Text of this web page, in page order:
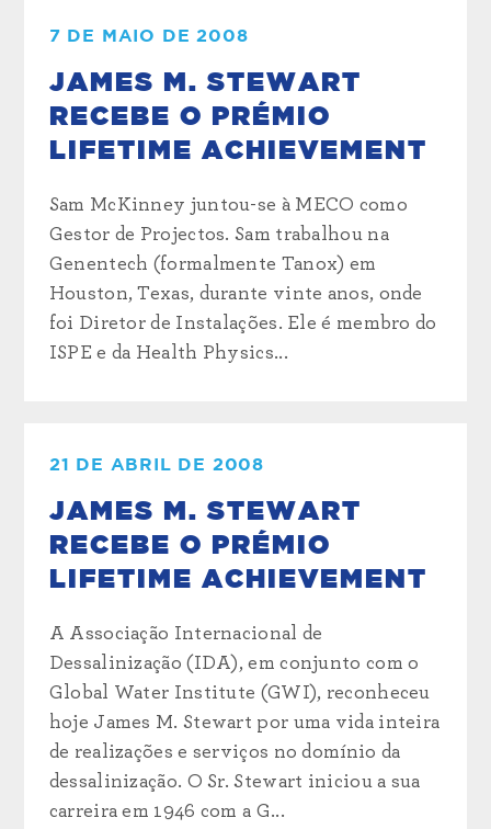
7 DE MAIO DE 2008
JAMES M. STEWART
RECEBE O PRÉMIO
LIFETIME ACHIEVEMENT
Sam McKinney juntou-se à MECO como
Gestor de Projectos. Sam trabalhou na
Genentech (formalmente Tanox) em
Houston, Texas, durante vinte anos, onde
foi Diretor de Instalações. Ele é membro do
ISPE e da Health Physics...
21 DE ABRIL DE 2008
JAMES M. STEWART
RECEBE O PRÉMIO
LIFETIME ACHIEVEMENT
A Associação Internacional de
Dessalinização (IDA), em conjunto com o
Global Water Institute (GWI), reconheceu
hoje James M. Stewart por uma vida inteira
de realizações e serviços no domínio da
dessalinização. O Sr. Stewart iniciou a sua
carreira em 1946 com a G...